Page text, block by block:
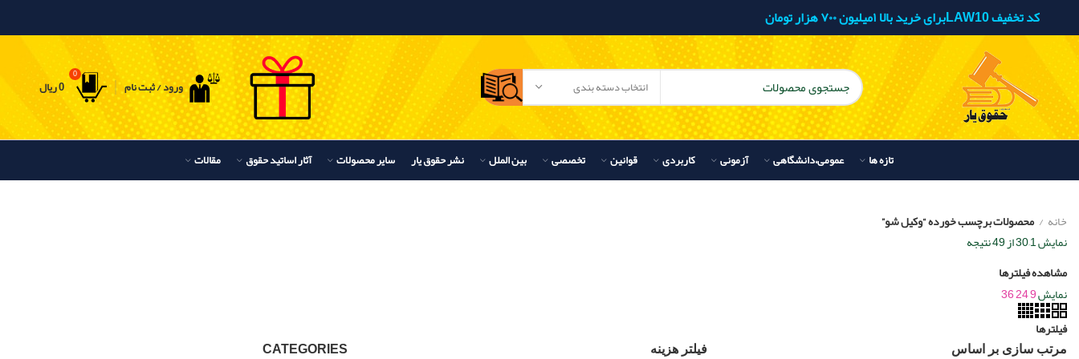
کد تخفیف LAW10برای خرید بالا ۱میلیون ۷۰۰ هزار تومان
انتخاب دسته بندی ورود / ثبت نام
0
0ریال
تازه ها عمومی،دانشگاهی آزمونی کاربردی قوانین تخصصی بین الملل نشر حقوق یار سایر محصولات آثار اساتید حقوق مقالات
خانه
محصولات برچسب خورده “وکیل شو”
نمایش 1–30 از 49 نتیجه
مشاهده فیلترها
نمایش9
24
36
فیلترها
مرتب سازی بر اساس فیلتر هزینه CATEGORIES